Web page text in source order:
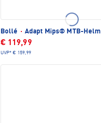
Bollé · Adapt Mips® MTB-Helm
€ 119,99
UVP* € 159,99